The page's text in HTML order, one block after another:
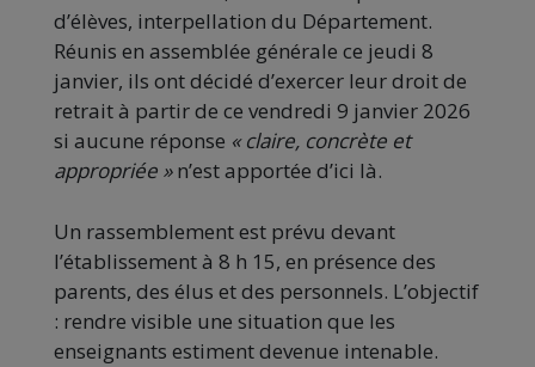
d’élèves, interpellation du Département.
Réunis en assemblée générale ce jeudi 8
janvier, ils ont décidé d’exercer leur droit de
retrait à partir de ce vendredi 9 janvier 2026
si aucune réponse « claire, concrète et
appropriée »n’est apportée d’ici là.
Un rassemblement est prévu devant
l’établissement à 8 h 15, en présence des
parents, des élus et des personnels. L’objectif
: rendre visible une situation que les
enseignants estiment devenue intenable.